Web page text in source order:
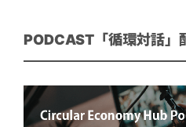
PODCAST「循環対話」